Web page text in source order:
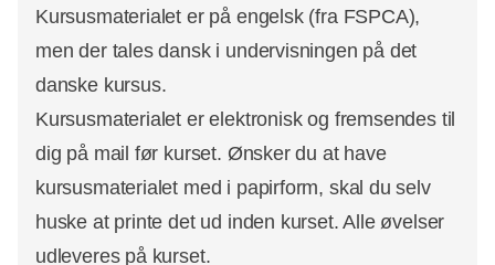
Kursusmaterialet er på engelsk (fra FSPCA),
men der tales dansk i undervisningen på det
danske kursus.
Kursusmaterialet er elektronisk og fremsendes til
dig på mail før kurset. Ønsker du at have
kursusmaterialet med i papirform, skal du selv
huske at printe det ud inden kurset. Alle øvelser
udleveres på kurset.